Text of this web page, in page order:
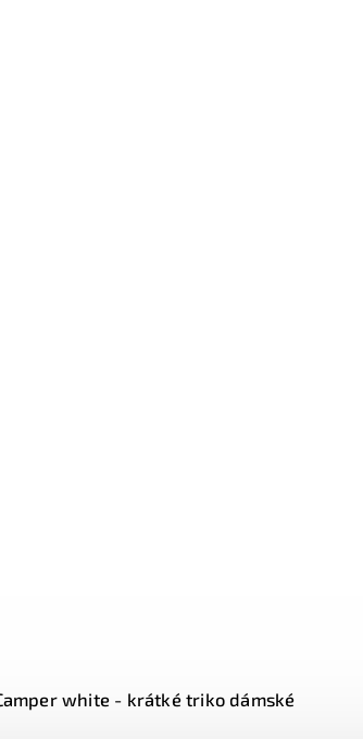
Pure black - sportovní tílko pánské